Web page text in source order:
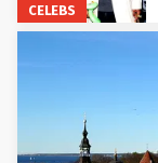
CELEBS